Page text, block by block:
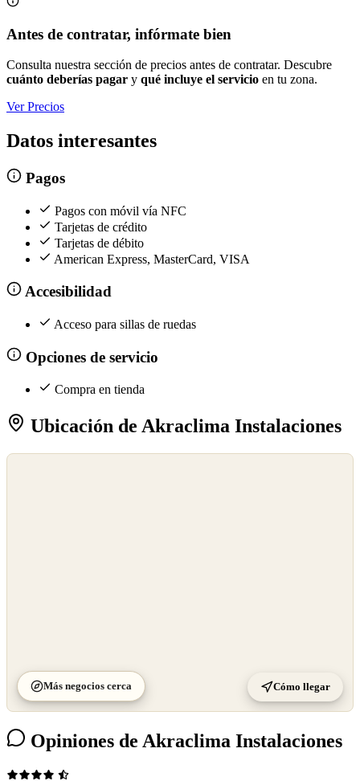
Antes de contratar, infórmate bien
Consulta nuestra sección de precios antes de contratar. Descubre
cuánto deberías pagar y qué incluye el servicio en tu zona.
Ver Precios
Datos interesantes
Pagos
Pagos con móvil vía NFC
Tarjetas de crédito
Tarjetas de débito
American Express, MasterCard, VISA
Accesibilidad
Acceso para sillas de ruedas
Opciones de servicio
Compra en tienda
Ubicación de Akraclima Instalaciones
Más negocios cerca Cómo llegar
Opiniones de Akraclima Instalaciones